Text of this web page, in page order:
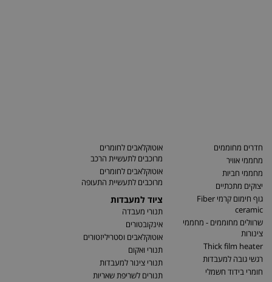
חדרים מחוממים
מחממי אוויר
מחממי חביות
יצוקים מתכתיים
גוף חימום קרמי Fiber
ceramic
שרוולים מחוממים - מחממי
צינורות
Thick film heater
רגשי גובה למעבדות
חומרי בידוד חשמלי
אוטוקלאבים לחומרים
מרוכבים לתעשיית הרכב
אוטוקלאבים לחומרים
מרוכבים לתעשיית התעופה
ציוד למעבדות
תנורי מעבדה
אינקובטורים
אוטוקלאבים וסטריליזטורים
תנורי ואקום
תנורי צינור למעבדות
תנורים לשריפת שאריות